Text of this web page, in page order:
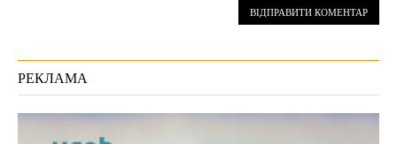
РЕКЛАМА